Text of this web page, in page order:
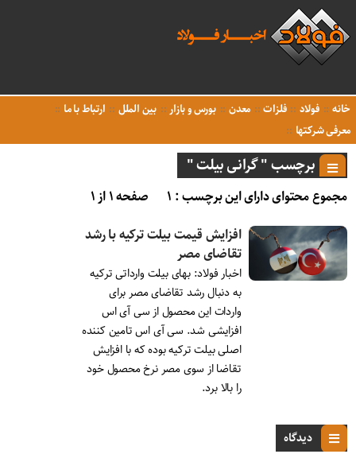
خانه فولاد فلزات معدن بورس و بازار بین الملل
ارتباط با ما
معرفی شرکتها
برچسب " گرانی بیلت "
مجموع محتوای دارای این برچسب : ۱
صفحه ۱ از ۱
افزایش قیمت بیلت ترکیه با رشد
تقاضای مصر
اخبار فولاد: بهای بیلت وارداتی ترکیه
به دنبال رشد تقاضای مصر برای
واردات این محصول از سی آی اس
افزایشی شد. سی آی اس تامین کننده
اصلی بیلت ترکیه بوده که با افزایش
تقاضا از سوی مصر نرخ محصول خود
را بالا برد.
دیدگاه